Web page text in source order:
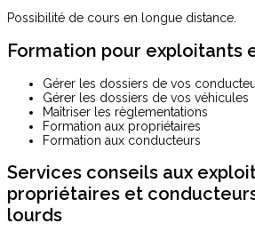
Possibilité de cours en longue distance.
Formation pour exploitants
Gérer les dossiers de vos
Gérer les dossiers de vos véhicules
Maîtriser les règlementations
Formation aux propriétaires
Formation aux conducteurs
Services conseils aux
propriétaires et
lourds